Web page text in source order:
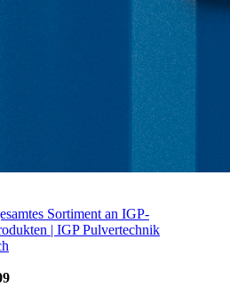
Sortiment an IGP-
| IGP Pulvertechnik